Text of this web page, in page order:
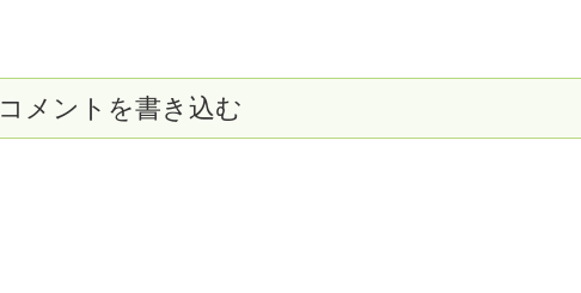
コメントを書き込む